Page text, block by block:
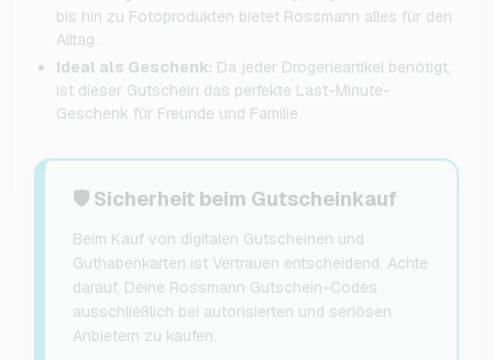
bis hin zu Fotoprodukten bietet Rossmann alles für den
Alltag.
Ideal als Geschenk: Da jeder Drogerieartikel benötigt,
ist dieser Gutschein das perfekte Last-Minute-
Geschenk für Freunde und Familie.
🛡️ Sicherheit beim Gutscheinkauf
Beim Kauf von digitalen Gutscheinen und
Guthabenkarten ist Vertrauen entscheidend. Achte
darauf, Deine Rossmann Gutschein-Codes
ausschließlich bei autorisierten und seriösen
Anbietern zu kaufen.